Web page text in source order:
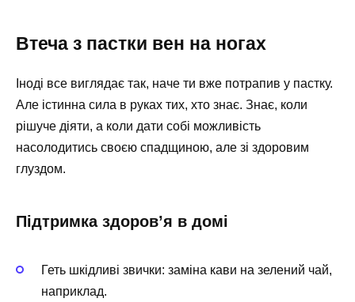
Втеча з пастки вен на ногах
Іноді все виглядає так, наче ти вже потрапив у пастку.
Але істинна сила в руках тих, хто знає. Знає, коли
рішуче діяти, а коли дати собі можливість
насолодитись своєю спадщиною, але зі здоровим
глуздом.
Підтримка здоров’я в домі
Геть шкідливі звички: заміна кави на зелений чай,
наприклад.